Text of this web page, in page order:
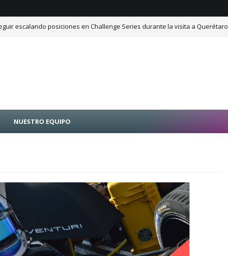
escalando posiciones en Challenge Series durante la visita a Querétaro
NUESTRO EQUIPO